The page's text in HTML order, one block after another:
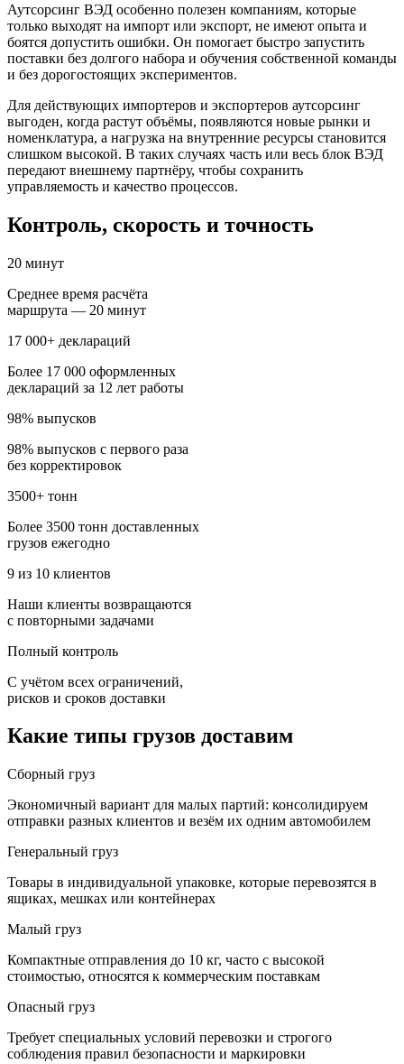
Аутсорсинг ВЭД особенно полезен компаниям, которые
только выходят на импорт или экспорт, не имеют опыта и
боятся допустить ошибки. Он помогает быстро запустить
поставки без долгого набора и обучения собственной команды
и без дорогостоящих экспериментов.
Для действующих импортеров и экспортеров аутсорсинг
выгоден, когда растут объёмы, появляются новые рынки и
номенклатура, а нагрузка на внутренние ресурсы становится
слишком высокой. В таких случаях часть или весь блок ВЭД
передают внешнему партнёру, чтобы сохранить
управляемость и качество процессов.
Контроль, скорость и точность
20 минут
Среднее время расчёта
маршрута — 20 минут
17 000+ деклараций
Более 17 000 оформленных
деклараций за 12 лет работы
98% выпусков
98% выпусков с первого раза
без корректировок
3500+ тонн
Более 3500 тонн доставленных
грузов ежегодно
9 из 10 клиентов
Наши клиенты возвращаются
с повторными задачами
Полный контроль
С учётом всех ограничений,
рисков и сроков доставки
Какие типы грузов доставим
Сборный груз
Экономичный вариант для малых партий: консолидируем
отправки разных клиентов и везём их одним автомобилем
Генеральный груз
Товары в индивидуальной упаковке, которые перевозятся в
ящиках, мешках или контейнерах
Малый груз
Компактные отправления до 10 кг, часто с высокой
стоимостью, относятся к коммерческим поставкам
Опасный груз
Требует специальных условий перевозки и строгого
соблюдения правил безопасности и маркировки